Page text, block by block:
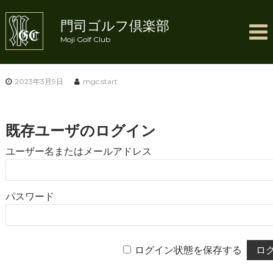
ス
門司ゴルフ倶楽部
Moji Golf Club
2023年3月9日 mgc.start
既存ユーザのログイン
ユーザー名またはメールアドレス
パスワード
ログイン状態を保存する